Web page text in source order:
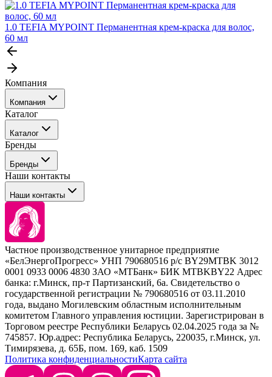
1.0 TEFIA MYPOINT Перманентная крем-краска для волос,
60 мл
Компания
Компания
События
Покупателю
Каталог
Каталог
Профессиональные средства для окрашивания волос
Сервисные средства
Уход
Стайлинг
Брови и ресницы
Барберинг
Наборы
Расходные материалы
Бренды
Бренды
Tefia
Concept
Kezy
Barex
Sim Sensitive
Kebren
Selective Professional
White Line
Наши контакты
Наши контакты
+ 375 44 7233514
+ 375 29 1649505
info@krasabel.by
Офис: г. Минск, ул. Тимирязева 65Б, офис 1509
Склад: г. Минск, ул. Домбровская, 15
Время работы: пн–чт 9:00–17:30, пт 9:00–17:00
Частное производственное унитарное предприятие
«БелЭнергоПрогресс» УНП 790680516 р/с BY29MTBK 3012
0001 0933 0006 4830 ЗАО «МТБанк» БИК MTBKBY22 Адрес
банка: г.Минск, пр-т Партизанский, 6а. Свидетельство о
государственной регистрации № 790680516 от 03.11.2010
года, выдано Могилевским областным исполнительным
комитетом Главного управления юстиции. Зарегистрирован в
Торговом реестре Республики Беларусь 02.04.2025 года за №
745857. Юр.адрес: Республика Беларусь, 220035, г.Минск, ул.
Тимирязева, д. 65Б, пом. 169, каб. 1509
Политика конфиденциальностиКарта сайта